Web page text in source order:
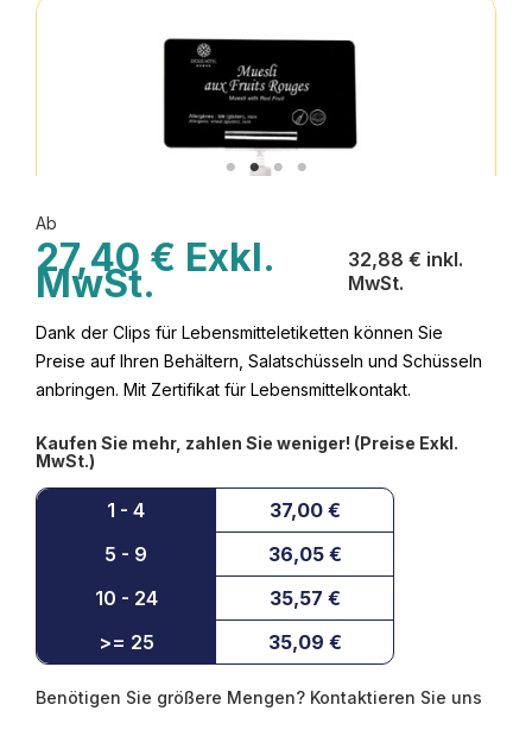
Ab
27,40 € Exkl.
MwSt.
32,88 € inkl.
MwSt.
Dank der Clips für Lebensmitteletiketten können Sie
Preise auf Ihren Behältern, Salatschüsseln und Schüsseln
anbringen. Mit Zertifikat für Lebensmittelkontakt.
Kaufen Sie mehr, zahlen Sie weniger! (Preise Exkl.
MwSt.)
1 - 4
37,00 €
5 - 9
36,05 €
10 - 24
35,57 €
>= 25
35,09 €
Benötigen Sie größere Mengen? Kontaktieren Sie uns